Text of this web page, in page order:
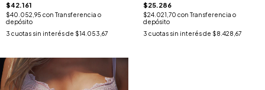
$42.161
$40.052,95 con Transferencia o
depósito
3 cuotas sin interés de $14.053,67
$25.286
$24.021,70 con Transferencia o
depósito
3 cuotas sin interés de $8.428,67